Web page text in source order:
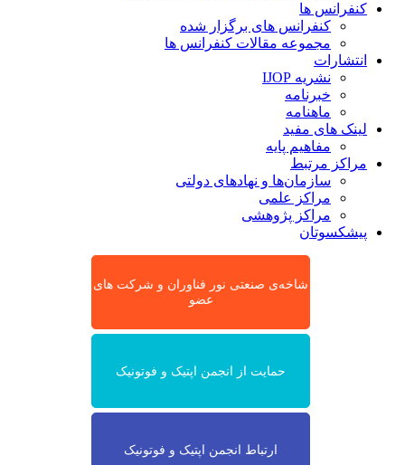
کنفرانس ها
کنفرانس های برگزار شده
مجموعه مقالات کنفرانس ها
انتشارات
نشریه IJOP
خبرنامه
ماهنامه
لینک های مفید
مفاهیم پایه
مراکز مرتبط
سازمان‌ها و نهادهای دولتی
مراکز علمی
مراکز پژوهشی
پیشکسوتان
شاخه‌ی صنعتی نور فناوران و شرکت های
عضو
حمایت از انجمن اپتیک و فوتونیک
ارتباط انجمن اپتیک و فوتونیک